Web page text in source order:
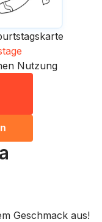
Nutzung
Geschmack aus!